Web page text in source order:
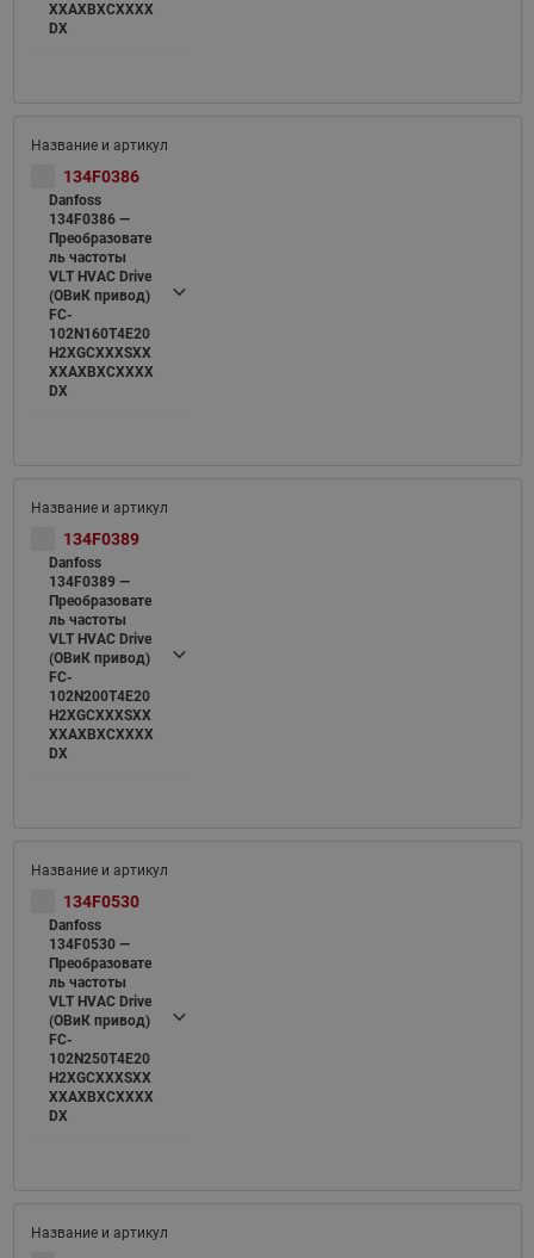
XXAXBXCXXXX
DX
134F0386
Danfoss
134F0386 —
Преобразовате
ль частоты
VLT HVAC Drive
(ОВиК привод)
FC-
102N160T4E20
H2XGCXXXSXX
XXAXBXCXXXX
DX
134F0389
Danfoss
134F0389 —
Преобразовате
ль частоты
VLT HVAC Drive
(ОВиК привод)
FC-
102N200T4E20
H2XGCXXXSXX
XXAXBXCXXXX
DX
134F0530
Danfoss
134F0530 —
Преобразовате
ль частоты
VLT HVAC Drive
(ОВиК привод)
FC-
102N250T4E20
H2XGCXXXSXX
XXAXBXCXXXX
DX